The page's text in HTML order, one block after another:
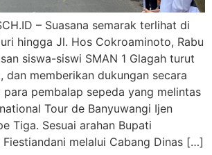
– Suasana semarak terlihat di
hingga Jl. Hos Cokroaminoto, Rabu
siswa-siswi SMAN 1 Glagah turut
dan memberikan dukungan secara
para pembalap sepeda yang melintas
Tour de Banyuwangi Ijen
Tiga. Sesuai arahan Bupati
Fiestiandani melalui Cabang Dinas […]